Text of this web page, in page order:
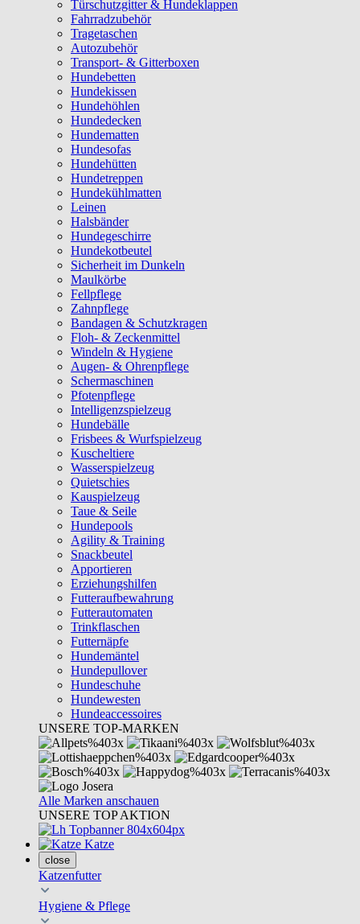
Türschutzgitter & Hundeklappen
Fahrradzubehör
Tragetaschen
Autozubehör
Transport- & Gitterboxen
Hundebetten
Hundekissen
Hundehöhlen
Hundedecken
Hundematten
Hundesofas
Hundehütten
Hundetreppen
Hundekühlmatten
Leinen
Halsbänder
Hundegeschirre
Hundekotbeutel
Sicherheit im Dunkeln
Maulkörbe
Fellpflege
Zahnpflege
Bandagen & Schutzkragen
Floh- & Zeckenmittel
Windeln & Hygiene
Augen- & Ohrenpflege
Schermaschinen
Pfotenpflege
Intelligenzspielzeug
Hundebälle
Frisbees & Wurfspielzeug
Kuscheltiere
Wasserspielzeug
Quietschies
Kauspielzeug
Taue & Seile
Hundepools
Agility & Training
Snackbeutel
Apportieren
Erziehungshilfen
Futteraufbewahrung
Futterautomaten
Trinkflaschen
Futternäpfe
Hundemäntel
Hundepullover
Hundeschuhe
Hundewesten
Hundeaccessoires
UNSERE TOP-MARKEN
Alle Marken anschauen
UNSERE TOP AKTION
Katze
close
Katzenfutter
Hygiene & Pflege